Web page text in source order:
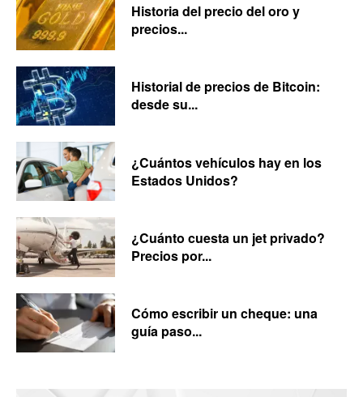
Historia del precio del oro y
precios...
Historial de precios de Bitcoin:
desde su...
¿Cuántos vehículos hay en los
Estados Unidos?
¿Cuánto cuesta un jet privado?
Precios por...
Cómo escribir un cheque: una
guía paso...